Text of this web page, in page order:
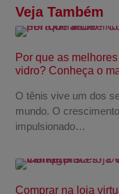
Veja Também
Por que as
vidro? Conheça o
O tênis vive um dos
mundo. O
impulsionado…
Comprar na loja